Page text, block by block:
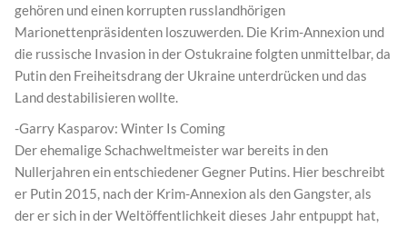
gehören und einen korrupten russlandhörigen
Marionettenpräsidenten loszuwerden. Die Krim-Annexion und
die russische Invasion in der Ostukraine folgten unmittelbar, da
Putin den Freiheitsdrang der Ukraine unterdrücken und das
Land destabilisieren wollte.
-Garry Kasparov: Winter Is Coming
Der ehemalige Schachweltmeister war bereits in den
Nullerjahren ein entschiedener Gegner Putins. Hier beschreibt
er Putin 2015, nach der Krim-Annexion als den Gangster, als
der er sich in der Weltöffentlichkeit dieses Jahr entpuppt hat,